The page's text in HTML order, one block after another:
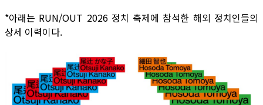
*아래는 RUN/OUT 2026 정치 축제에 참석한 해외 정치인들의
상세 이력이다.